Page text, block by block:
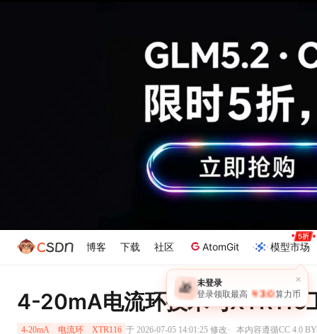
社区 AtomGit 模型市场
×
未登录
登录领取最高 ￥30 算力币
4-20mA电流环技术与XTR116
于 2026-07-05 14:01:25 修改 · 本内容遵循CC 4.0
工业现场最头疼的问题莫过于信号传输过程中的干扰。我
信号传输500米后完全失真的情况——这正是4-20mA电流
信号具有天然的抗干扰优势，其核心原理在于：环路电流
提下），且双绞线传输时电磁干扰会相互抵消。